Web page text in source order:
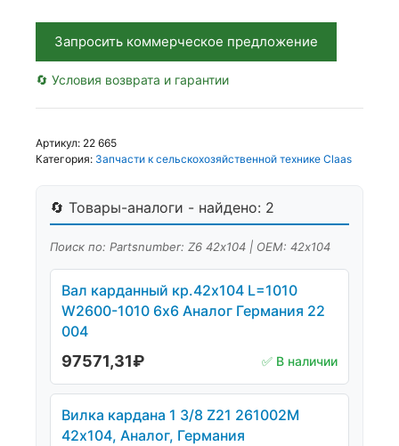
42х104,
Германия
Запросить коммерческое предложение
🔄 Условия возврата и гарантии
Артикул: 22 665
Категория: Запчасти к сельскохозяйственной технике Claas
🔄 Товары-аналоги - найдено: 2
Поиск по: Partsnumber: Z6 42х104 | OEM: 42х104
Вал карданный кр.42х104 L=1010
W2600-1010 6х6 Аналог Германия 22
004
97571,31₽ ✅ В наличии
Вилка кардана 1 3/8 Z21 261002М
42х104, Аналог, Германия